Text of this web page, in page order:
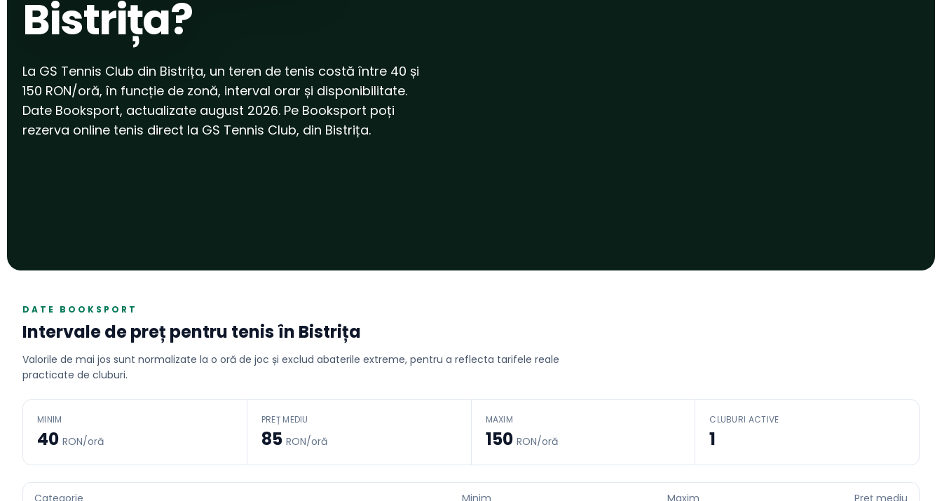
Bistrița?
La GS Tennis Club din Bistrița, un teren de tenis costă între 40 și
150 RON/oră, în funcție de zonă, interval orar și disponibilitate.
Date Booksport, actualizate august 2026. Pe Booksport poți
rezerva online tenis direct la GS Tennis Club, din Bistrița.
DATE BOOKSPORT
Intervale de preț pentru tenisîn Bistrița
Valorile de mai jos sunt normalizate la o oră de joc și exclud abaterile extreme, pentru a reflecta tarifele reale
practicate de cluburi.
MINIM
40 RON/oră
PREȚ MEDIU
85 RON/oră
MAXIM
150 RON/oră
CLUBURI ACTIVE
1
Categorie Minim Maxim Preț mediu